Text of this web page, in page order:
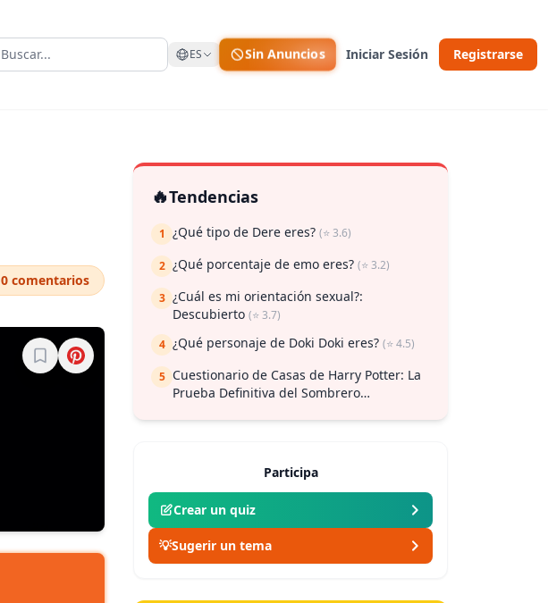
ES Sin Anuncios Iniciar Sesión Registrarse
0 comentarios
Inicia sesión para guardar
🔥Tendencias
1 ¿Qué tipo de Dere eres? (⭐ 3.6)
2 ¿Qué porcentaje de emo eres? (⭐ 3.2)
3 ¿Cuál es mi orientación sexual?:
Descubierto (⭐ 3.7)
4 ¿Qué personaje de Doki Doki eres? (⭐ 4.5)
5 Cuestionario de Casas de Harry Potter: La
Prueba Definitiva del Sombrero
Participa
Crear un quiz
💡Sugerir un tema